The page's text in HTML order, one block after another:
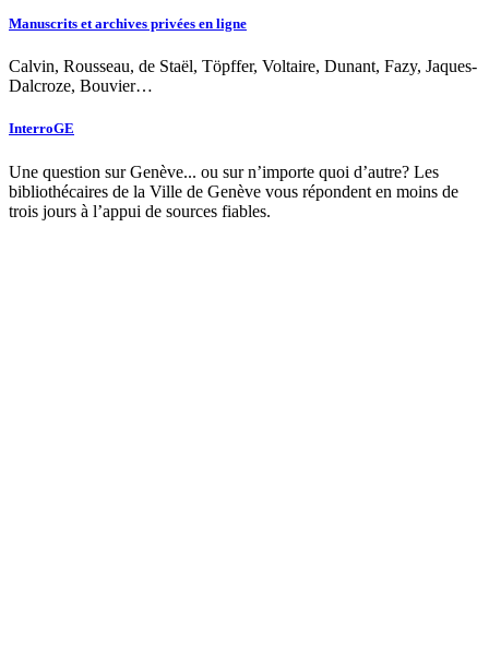
Manuscrits et archives privées en ligne
Calvin, Rousseau, de Staël, Töpffer, Voltaire, Dunant, Fazy, Jaques-
Dalcroze, Bouvier…
InterroGE
Une question sur Genève... ou sur n’importe quoi d’autre? Les
bibliothécaires de la Ville de Genève vous répondent en moins de
trois jours à l’appui de sources fiables.